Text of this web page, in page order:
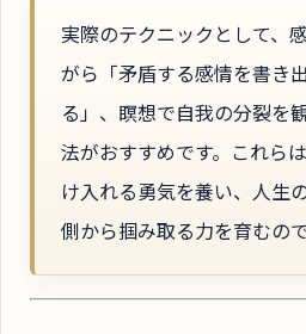
実際のテクニックとして、
がら「矛盾する感情を書き
る」、瞑想で自我の分裂を
法がおすすめです。これら
け入れる勇気を養い、人生
側から掴み取る力を育むので